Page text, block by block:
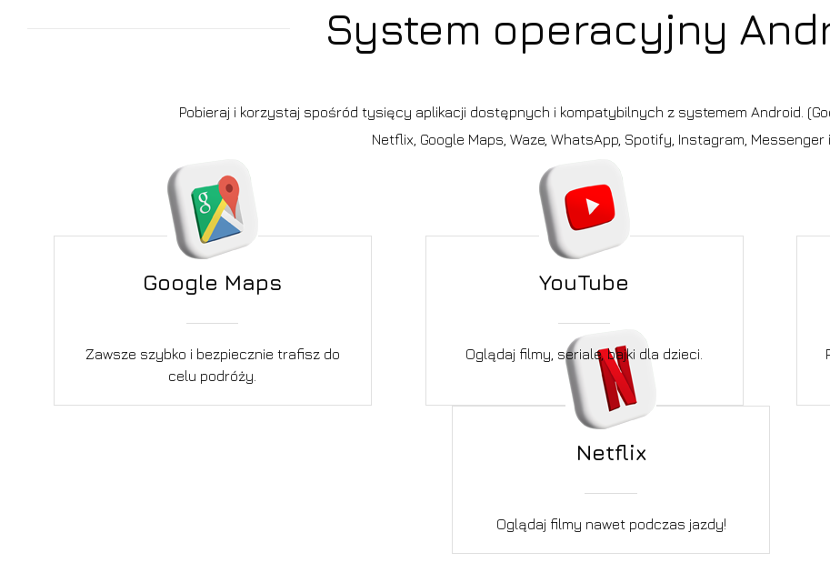
System operacyjny
Pobieraj i korzystaj spośród tysięcy aplikacji dostępnych i kompatybilnych z systemem Android.
Netflix, Google Maps, Waze, WhatsApp, Spotify, Instagram, Messenger
Google Maps
Zawsze szybko i bezpiecznie trafisz do
celu podróży.
YouTube
Oglądaj filmy, seriale, bajki dla dzieci.
Netflix
Oglądaj filmy nawet podczas jazdy!